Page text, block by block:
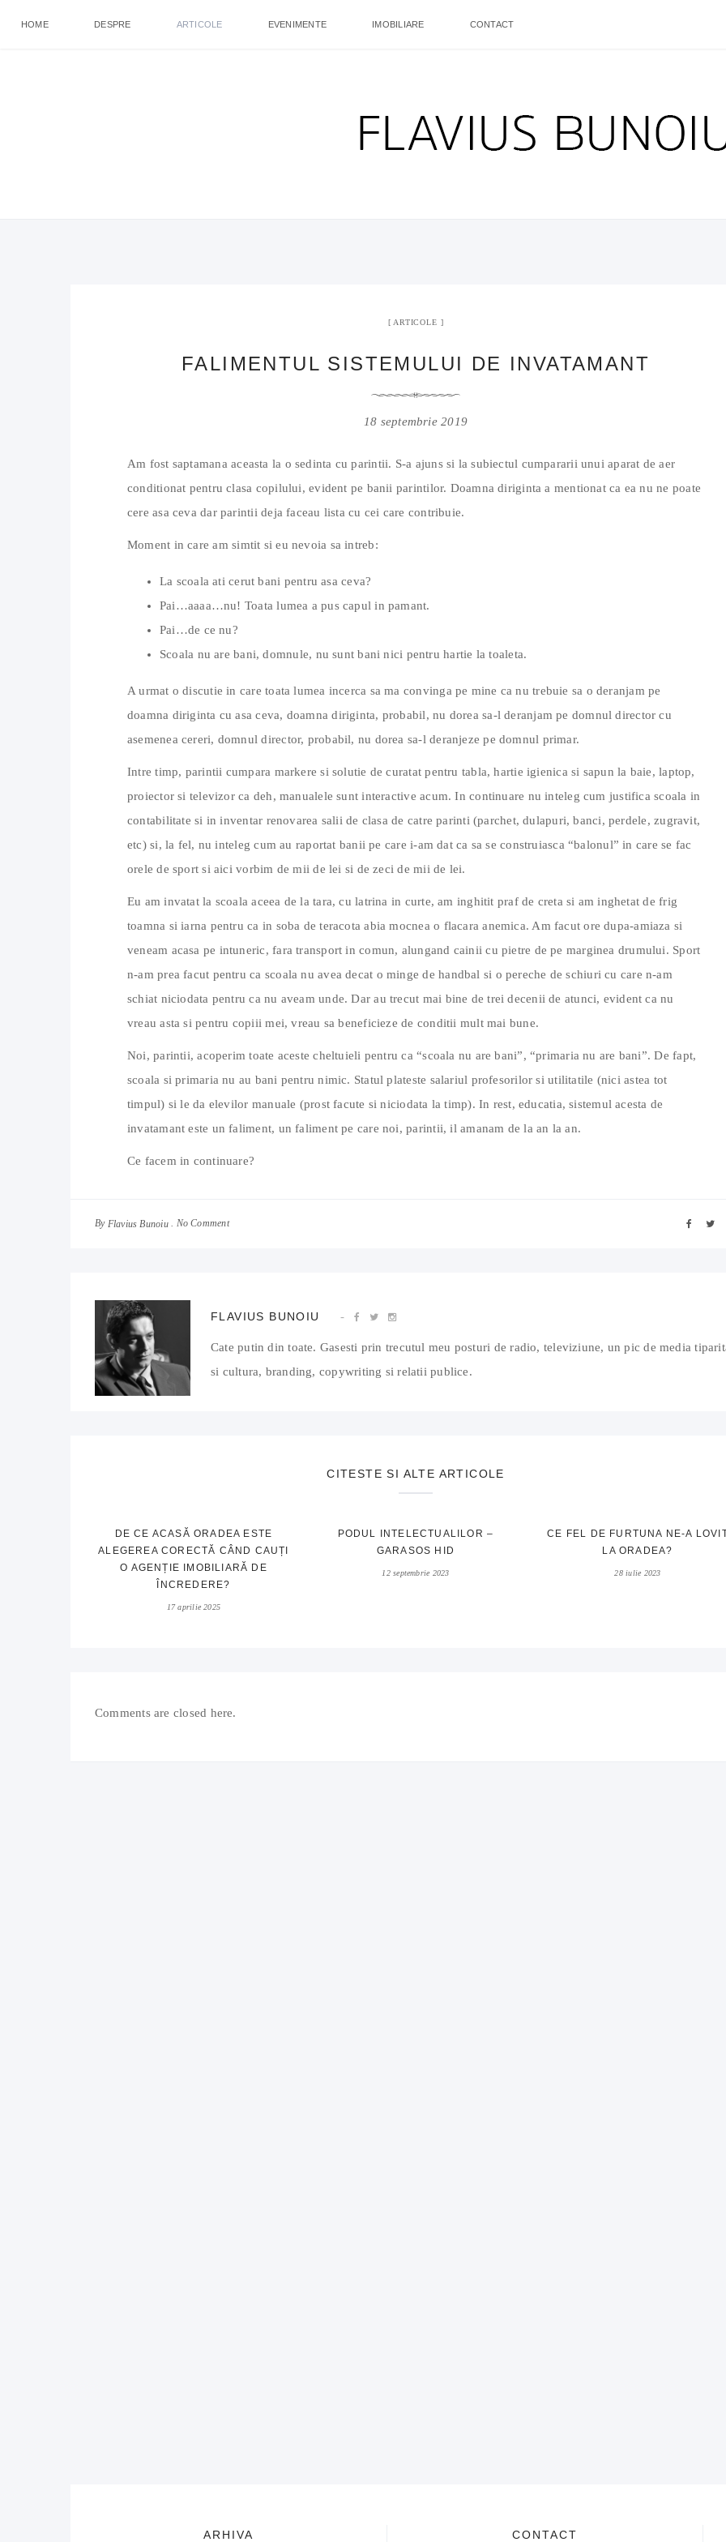
HOME DESPRE ARTICOLE EVENIMENTE IMOBILIARE CONTACT
ARTICOLE
FALIMENTUL SISTEMULUI DE INVATAMANT
18 septembrie 2019
Am fost saptamana aceasta la o sedinta cu parintii. S-a ajuns si la subiectul cumpararii unui aparat de aer
conditionat pentru clasa copilului, evident pe banii parintilor. Doamna diriginta a mentionat ca ea nu ne poate
cere asa ceva dar parintii deja faceau lista cu cei care contribuie.
Moment in care am simtit si eu nevoia sa intreb:
La scoala ati cerut bani pentru asa ceva?
Pai…aaaa…nu! Toata lumea a pus capul in pamant.
Pai…de ce nu?
Scoala nu are bani, domnule, nu sunt bani nici pentru hartie la toaleta.
A urmat o discutie in care toata lumea incerca sa ma convinga pe mine ca nu trebuie sa o deranjam pe
doamna diriginta cu asa ceva, doamna diriginta, probabil, nu dorea sa-l deranjam pe domnul director cu
asemenea cereri, domnul director, probabil, nu dorea sa-l deranjeze pe domnul primar.
Intre timp, parintii cumpara markere si solutie de curatat pentru tabla, hartie igienica si sapun la baie, laptop,
proiector si televizor ca deh, manualele sunt interactive acum. In continuare nu inteleg cum justifica scoala in
contabilitate si in inventar renovarea salii de clasa de catre parinti (parchet, dulapuri, banci, perdele, zugravit,
etc) si, la fel, nu inteleg cum au raportat banii pe care i-am dat ca sa se construiasca “balonul” in care se fac
orele de sport si aici vorbim de mii de lei si de zeci de mii de lei.
Eu am invatat la scoala aceea de la tara, cu latrina in curte, am inghitit praf de creta si am inghetat de frig
toamna si iarna pentru ca in soba de teracota abia mocnea o flacara anemica. Am facut ore dupa-amiaza si
veneam acasa pe intuneric, fara transport in comun, alungand cainii cu pietre de pe marginea drumului. Sport
n-am prea facut pentru ca scoala nu avea decat o minge de handbal si o pereche de schiuri cu care n-am
schiat niciodata pentru ca nu aveam unde. Dar au trecut mai bine de trei decenii de atunci, evident ca nu
vreau asta si pentru copiii mei, vreau sa beneficieze de conditii mult mai bune.
Noi, parintii, acoperim toate aceste cheltuieli pentru ca “scoala nu are bani”, “primaria nu are bani”. De fapt,
scoala si primaria nu au bani pentru nimic. Statul plateste salariul profesorilor si utilitatile (nici astea tot
timpul) si le da elevilor manuale (prost facute si niciodata la timp). In rest, educatia, sistemul acesta de
invatamant este un faliment, un faliment pe care noi, parintii, il amanam de la an la an.
Ce facem in continuare?
By Flavius Bunoiu No Comment
FLAVIUS BUNOIU
Cate putin din toate. Gasesti prin trecutul meu posturi de radio, televiziune, un pic de media
si cultura, branding, copywriting si relatii publice.
CITESTE SI ALTE ARTICOLE
DE CE ACASĂ ORADEA ESTE
ALEGEREA CORECTĂ CÂND CAUȚI
O AGENȚIE IMOBILIARĂ DE
ÎNCREDERE?
17 aprilie 2025
PODUL INTELECTUALILOR –
GARASOS HID
12 septembrie 2023
CE FEL DE FURTUNA NE-A
LA ORADEA?
28 iulie 2023
Comments are closed here.
ARHIVA CONTACT